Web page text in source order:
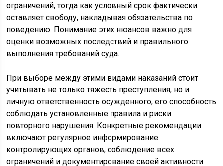
ограничений, тогда как условный срок фактически
оставляет свободу, накладывая обязательства по
поведению. Понимание этих нюансов важно для
оценки возможных последствий и правильного
выполнения требований суда.
При выборе между этими видами наказаний стоит
учитывать не только тяжесть преступления, но и
личную ответственность осужденного, его способность
соблюдать установленные правила и риски
повторного нарушения. Конкретные рекомендации
включают регулярное информирование
контролирующих органов, соблюдение всех
ограничений и документирование своей активности